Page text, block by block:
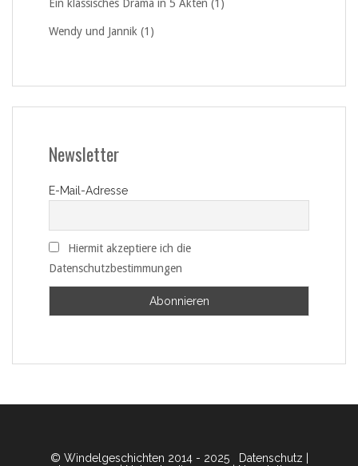
Ein klassisches Drama in 5 Akten (1)
Wendy und Jannik (1)
Newsletter
E-Mail-Adresse
Hiermit akzeptiere ich die
Datenschutzbestimmungen
© Windelgeschichten 2014 - 2025 Datenschutz